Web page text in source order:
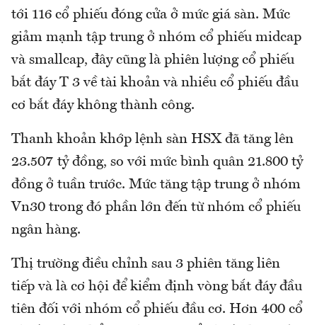
tới 116 cổ phiếu đóng cửa ở mức giá sàn. Mức
giảm mạnh tập trung ở nhóm cổ phiếu midcap
và smallcap, đây cũng là phiên lượng cổ phiếu
bắt đáy T 3 về tài khoản và nhiều cổ phiếu đầu
cơ bắt đáy không thành công.
Thanh khoản khớp lệnh sàn HSX đã tăng lên
23.507 tỷ đồng, so với mức bình quân 21.800 tỷ
đồng ở tuần trước. Mức tăng tập trung ở nhóm
Vn30 trong đó phần lớn đến từ nhóm cổ phiếu
ngân hàng.
Thị trường điều chỉnh sau 3 phiên tăng liên
tiếp và là cơ hội để kiểm định vòng bắt đáy đầu
tiên đối với nhóm cổ phiếu đầu cơ. Hơn 400 cổ